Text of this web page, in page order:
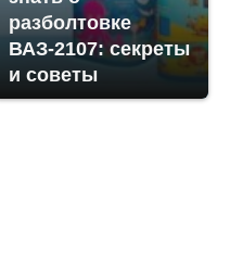
разболтовке
ВАЗ-2107: секреты
и советы